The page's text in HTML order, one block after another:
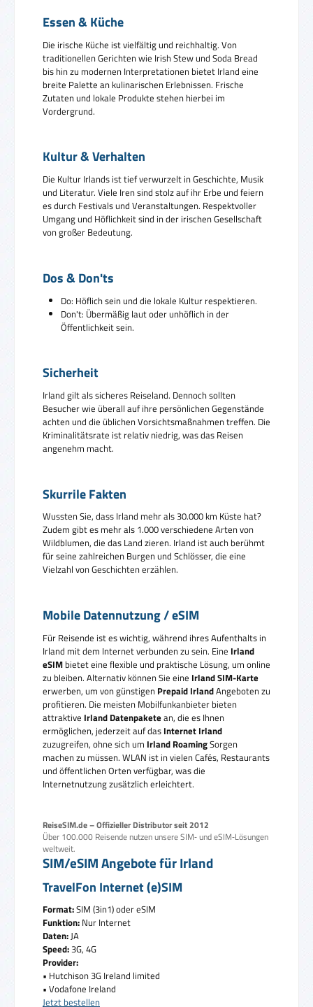
Essen & Küche
Die irische Küche ist vielfältig und reichhaltig. Von
traditionellen Gerichten wie Irish Stew und Soda Bread
bis hin zu modernen Interpretationen bietet Irland eine
breite Palette an kulinarischen Erlebnissen. Frische
Zutaten und lokale Produkte stehen hierbei im
Vordergrund.
Kultur & Verhalten
Die Kultur Irlands ist tief verwurzelt in Geschichte, Musik
und Literatur. Viele Iren sind stolz auf ihr Erbe und feiern
es durch Festivals und Veranstaltungen. Respektvoller
Umgang und Höflichkeit sind in der irischen Gesellschaft
von großer Bedeutung.
Dos & Don'ts
Do: Höflich sein und die lokale Kultur respektieren.
Don't: Übermäßig laut oder unhöflich in der
Öffentlichkeit sein.
Sicherheit
Irland gilt als sicheres Reiseland. Dennoch sollten
Besucher wie überall auf ihre persönlichen Gegenstände
achten und die üblichen Vorsichtsmaßnahmen treffen. Die
Kriminalitätsrate ist relativ niedrig, was das Reisen
angenehm macht.
Skurrile Fakten
Wussten Sie, dass Irland mehr als 30.000 km Küste hat?
Zudem gibt es mehr als 1.000 verschiedene Arten von
Wildblumen, die das Land zieren. Irland ist auch berühmt
für seine zahlreichen Burgen und Schlösser, die eine
Vielzahl von Geschichten erzählen.
Mobile Datennutzung / eSIM
Für Reisende ist es wichtig, während ihres Aufenthalts in
Irland mit dem Internet verbunden zu sein. Eine Irland
eSIM bietet eine flexible und praktische Lösung, um online
zu bleiben. Alternativ können Sie eine Irland SIM-Karte
erwerben, um von günstigen Prepaid IrlandAngeboten zu
profitieren. Die meisten Mobilfunkanbieter bieten
attraktive Irland Datenpaketean, die es Ihnen
ermöglichen, jederzeit auf das Internet Irland
zuzugreifen, ohne sich um Irland RoamingSorgen
machen zu müssen. WLAN ist in vielen Cafés, Restaurants
und öffentlichen Orten verfügbar, was die
Internetnutzung zusätzlich erleichtert.
ReiseSIM.de – Offizieller Distributor seit 2012
Über 100.000 Reisende nutzen unsere SIM‑ und eSIM‑Lösungen
weltweit.
SIM/eSIM Angebote für Irland
TravelFon Internet (e)SIM
Format:SIM (3in1) oder eSIM
Funktion: Nur Internet
Daten:JA
Speed:3G, 4G
Provider:
• Hutchison 3G Ireland limited
• Vodafone Ireland
Jetzt bestellen